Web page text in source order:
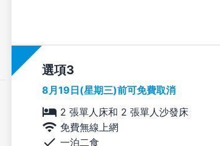
選項
8月19日(星期三)前可免費取消
2 張單人床和 2 張單人沙發床
免費無線上網
一泊二食